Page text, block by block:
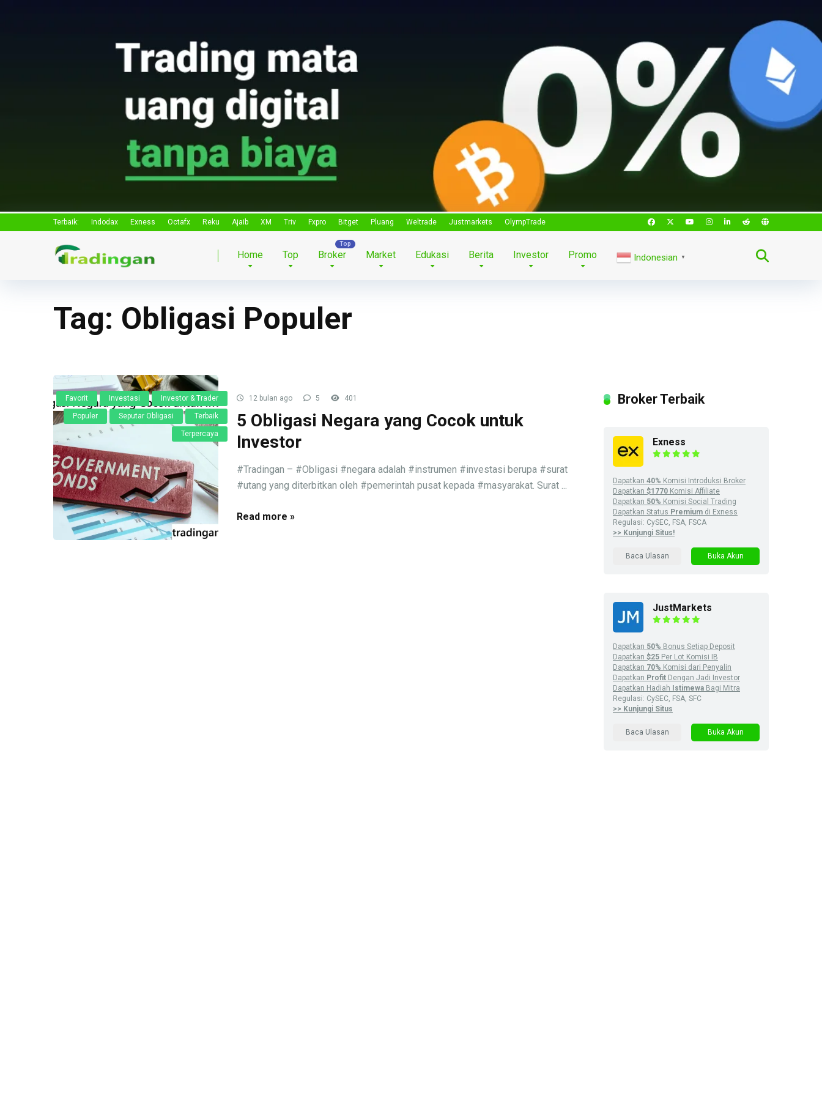
Terbaik: Indodax Exness Octafx Reku Ajaib XM Triv Fxpro Bitget Pluang Weltrade Justmarkets OlympTrade
Home Top Broker Market Edukasi Berita Investor Promo Indonesian ▼
Tag: Obligasi Populer
Favorit Investasi Investor & Trader
Populer Seputar Obligasi Terbaik
Terpercaya
12 bulan ago 5 401
5 Obligasi Negara yang Cocok untuk
Investor
#Tradingan – #Obligasi #negara adalah #instrumen #investasi berupa #surat
#utang yang diterbitkan oleh #pemerintah pusat kepada #masyarakat. Surat ...
Read more »
Broker Terbaik
Exness
Dapatkan 40% Komisi Introduksi Broker
Dapatkan $1770 Komisi Affiliate
Dapatkan 50% Komisi Social Trading
Dapatkan Status Premium di Exness
Regulasi: CySEC, FSA, FSCA
>> Kunjungi Situs!
Baca Ulasan Buka Akun
JustMarkets
Dapatkan 50% Bonus Setiap Deposit
Dapatkan $25 Per Lot Komisi IB
Dapatkan 70% Komisi dari Penyalin
Dapatkan Profit Dengan Jadi Investor
Dapatkan Hadiah
Istimewa Bagi Mitra
Regulasi: CySEC, FSA, SFC
>> Kunjungi Situs
Baca Ulasan Buka Akun